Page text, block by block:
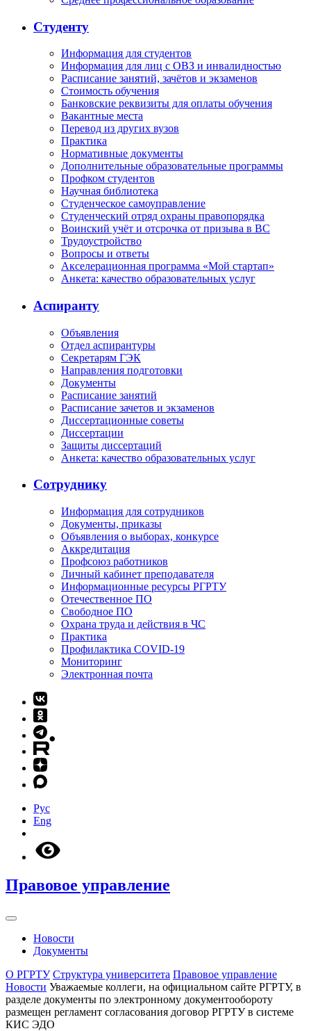
Студенту
Информация для студентов
Информация для лиц с ОВЗ и инвалидностью
Расписание занятий, зачётов и экзаменов
Стоимость обучения
Банковские реквизиты для оплаты обучения
Вакантные места
Перевод из других вузов
Практика
Нормативные документы
Дополнительные образовательные программы
Профком студентов
Научная библиотека
Студенческое самоуправление
Студенческий отряд охраны правопорядка
Воинский учёт и отсрочка от призыва в ВС
Трудоустройство
Вопросы и ответы
Акселерационная программа «Мой стартап»
Анкета: качество образовательных услуг
Аспиранту
Объявления
Отдел аспирантуры
Секретарям ГЭК
Направления подготовки
Документы
Расписание занятий
Расписание зачетов и экзаменов
Диссертационные советы
Диссертации
Защиты диссертаций
Анкета: качество образовательных услуг
Сотруднику
Информация для сотрудников
Документы, приказы
Объявления о выборах, конкурсе
Аккредитация
Профсоюз работников
Личный кабинет преподавателя
Информационные ресурсы РГРТУ
Отечественное ПО
Свободное ПО
Охрана труда и действия в ЧС
Практика
Профилактика COVID-19
Мониторинг
Электронная почта
Рус
Eng
Правовое управление
Новости
Документы
О РГРТУ Структура университета Правовое управление
Новости Уважаемые коллеги, на официальном сайте РГРТУ, в
разделе документы по электронному документообороту
размещен регламент согласования договор РГРТУ в системе
КИС ЭДО